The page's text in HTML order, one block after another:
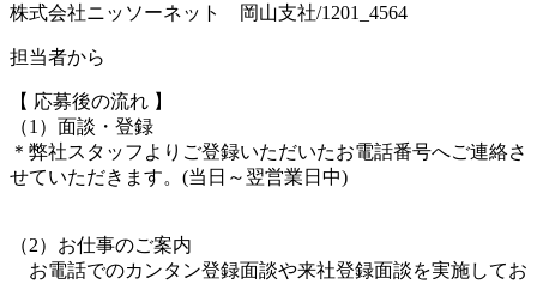
株式会社ニッソーネット 岡山支社/1201_4564
担当者から
【 応募後の流れ 】
（1）面談・登録
＊弊社スタッフよりご登録いただいたお電話番号へご連絡さ
せていただきます。(当日～翌営業日中)
（2）お仕事のご案内
お電話でのカンタン登録面談や来社登録面談を実施してお